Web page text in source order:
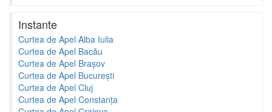
Instante
Curtea de Apel Alba Iulia
Curtea de Apel Bacău
Curtea de Apel Brașov
Curtea de Apel București
Curtea de Apel Cluj
Curtea de Apel Constanța